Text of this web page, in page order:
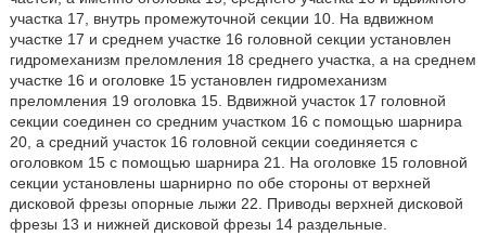
участка 17, внутрь промежуточной секции 10. На вдвижном
участке 17 и среднем участке 16 головной секции установлен
гидромеханизм преломления 18 среднего участка, а на среднем
участке 16 и оголовке 15 установлен гидромеханизм
преломления 19 оголовка 15. Вдвижной участок 17 головной
секции соединен со средним участком 16 с помощью шарнира
20, а средний участок 16 головной секции соединяется с
оголовком 15 с помощью шарнира 21. На оголовке 15 головной
секции установлены шарнирно по обе стороны от верхней
дисковой фрезы опорные лыжи 22. Приводы верхней дисковой
фрезы 13 и нижней дисковой фрезы 14 раздельные.